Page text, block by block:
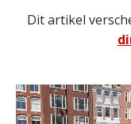
Dit artikel